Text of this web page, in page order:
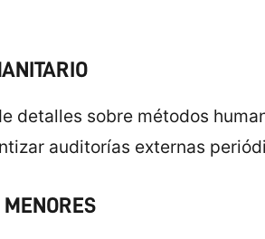
detalles sobre métodos
auditorías externas